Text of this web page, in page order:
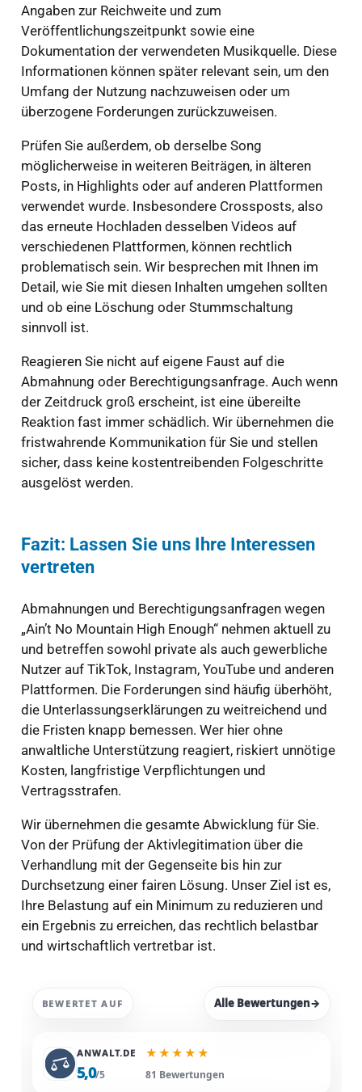
Angaben zur Reichweite und zum
Veröffentlichungszeitpunkt sowie eine
Dokumentation der verwendeten Musikquelle. Diese
Informationen können später relevant sein, um den
Umfang der Nutzung nachzuweisen oder um
überzogene Forderungen zurückzuweisen.
Prüfen Sie außerdem, ob derselbe Song
möglicherweise in weiteren Beiträgen, in älteren
Posts, in Highlights oder auf anderen Plattformen
verwendet wurde. Insbesondere Crossposts, also
das erneute Hochladen desselben Videos auf
verschiedenen Plattformen, können rechtlich
problematisch sein. Wir besprechen mit Ihnen im
Detail, wie Sie mit diesen Inhalten umgehen sollten
und ob eine Löschung oder Stummschaltung
sinnvoll ist.
Reagieren Sie nicht auf eigene Faust auf die
Abmahnung oder Berechtigungsanfrage. Auch wenn
der Zeitdruck groß erscheint, ist eine übereilte
Reaktion fast immer schädlich. Wir übernehmen die
fristwahrende Kommunikation für Sie und stellen
sicher, dass keine kostentreibenden Folgeschritte
ausgelöst werden.
Fazit: Lassen Sie uns Ihre Interessen
vertreten
Abmahnungen und Berechtigungsanfragen wegen
„Ain’t No Mountain High Enough“ nehmen aktuell zu
und betreffen sowohl private als auch gewerbliche
Nutzer auf TikTok, Instagram, YouTube und anderen
Plattformen. Die Forderungen sind häufig überhöht,
die Unterlassungserklärungen zu weitreichend und
die Fristen knapp bemessen. Wer hier ohne
anwaltliche Unterstützung reagiert, riskiert unnötige
Kosten, langfristige Verpflichtungen und
Vertragsstrafen.
Wir übernehmen die gesamte Abwicklung für Sie.
Von der Prüfung der Aktivlegitimation über die
Verhandlung mit der Gegenseite bis hin zur
Durchsetzung einer fairen Lösung. Unser Ziel ist es,
Ihre Belastung auf ein Minimum zu reduzieren und
ein Ergebnis zu erreichen, das rechtlich belastbar
und wirtschaftlich vertretbar ist.
BEWERTET AUF Alle Bewertungen→
ANWALT.DE
5,0/5
★ ★ ★ ★ ★
81 Bewertungen